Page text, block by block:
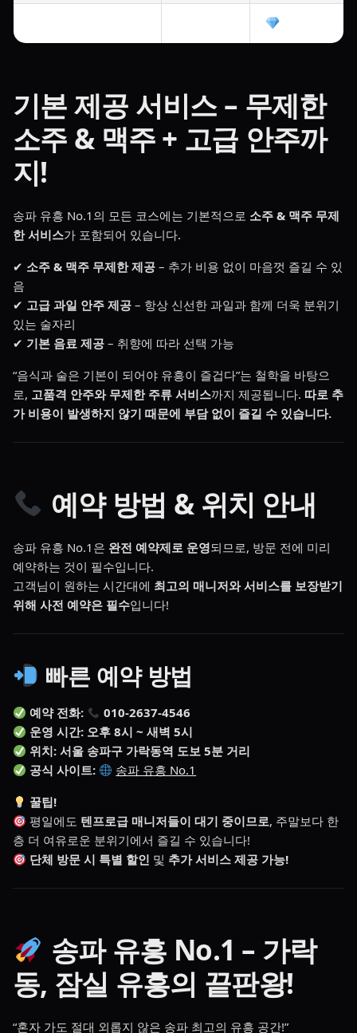
기본 제공 서비스 – 무제한
소주 & 맥주 + 고급 안주까
지!
송파 유흥 No.1의 모든 코스에는 기본적으로 소주 & 맥주 무제
한 서비스가 포함되어 있습니다.
✔ 소주 & 맥주 무제한 제공 – 추가 비용 없이 마음껏 즐길 수 있
음
✔ 고급 과일 안주 제공 – 항상 신선한 과일과 함께 더욱 분위기
있는 술자리
✔ 기본 음료 제공 – 취향에 따라 선택 가능
“음식과 술은 기본이 되어야 유흥이 즐겁다”는 철학을 바탕으
로, 고품격 안주와 무제한 주류 서비스까지 제공됩니다. 따로 추
가 비용이 발생하지 않기 때문에 부담 없이 즐길 수 있습니다.
예약 방법 & 위치 안내
송파 유흥 No.1은 완전 예약제로 운영되므로, 방문 전에 미리
예약하는 것이 필수입니다.
고객님이 원하는 시간대에 최고의 매니저와 서비스를 보장받기
위해 사전 예약은 필수입니다!
빠른 예약 방법
예약 전화:
010-2637-4546
운영 시간: 오후 8시 ~ 새벽 5시
위치: 서울 송파구 가락동역 도보 5분 거리
공식 사이트:
송파 유흥 No.1
꿀팁!
평일에도 텐프로급 매니저들이 대기 중이므로, 주말보다 한
층 더 여유로운 분위기에서 즐길 수 있습니다!
단체 방문 시 특별 할인 및 추가 서비스 제공 가능!
송파 유흥 No.1 – 가락
동, 잠실 유흥의 끝판왕!
“혼자 가도 절대 외롭지 않은 송파 최고의 유흥 공간!”